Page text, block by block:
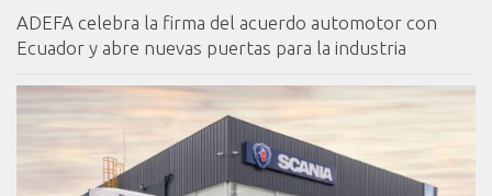
ADEFA celebra la firma del acuerdo automotor con
Ecuador y abre nuevas puertas para la industria